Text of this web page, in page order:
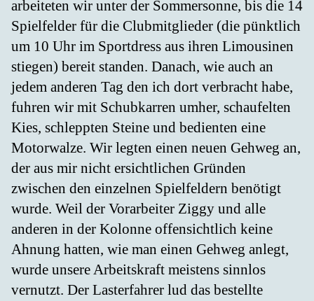
arbeiteten wir unter der Sommersonne, bis die 14
Spielfelder für die Clubmitglieder (die pünktlich
um 10 Uhr im Sportdress aus ihren Limousinen
stiegen) bereit standen. Danach, wie auch an
jedem anderen Tag den ich dort verbracht habe,
fuhren wir mit Schubkarren umher, schaufelten
Kies, schleppten Steine und bedienten eine
Motorwalze. Wir legten einen neuen Gehweg an,
der aus mir nicht ersichtlichen Gründen
zwischen den einzelnen Spielfeldern benötigt
wurde. Weil der Vorarbeiter Ziggy und alle
anderen in der Kolonne offensichtlich keine
Ahnung hatten, wie man einen Gehweg anlegt,
wurde unsere Arbeitskraft meistens sinnlos
vernutzt. Der Lasterfahrer lud das bestellte